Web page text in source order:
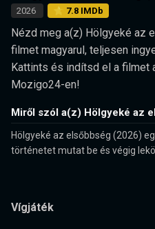
2026 ⭐ 7.8 IMDb
Nézd meg a(z) Hölgyeké az
filmet magyarul, teljesen
Kattints és indítsd el a filmet
Mozigo24-en!
Miről szól a(z) Hölgyeké az
Hölgyeké az elsőbbség (2026)
történetet mutat be és végig
Vígjáték